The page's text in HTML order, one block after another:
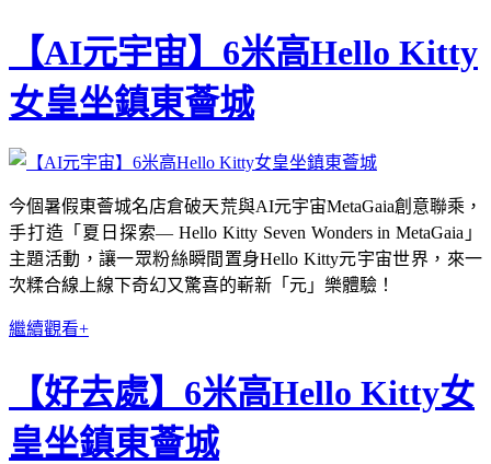
【AI元宇宙】6米高Hello Kitty
女皇坐鎮東薈城
今個暑假東薈城名店倉破天荒與AI元宇宙MetaGaia創意聯乘，
手打造「夏日探索— Hello Kitty Seven Wonders in MetaGaia」
主題活動，讓一眾粉絲瞬間置身Hello Kitty元宇宙世界，來一
次糅合線上線下奇幻又驚喜的嶄新「元」樂體驗！
繼續觀看+
【好去處】6米高Hello Kitty女
皇坐鎮東薈城